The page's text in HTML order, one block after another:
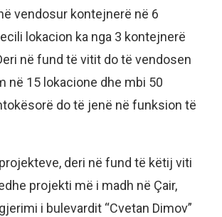
vendosur kontejnerë në 6
lokacion ka nga 3 kontejnerë
në fund të vitit do të vendosen
në 15 lokacione dhe mbi 50
do të jenë në funksion të
deri në fund të këtij viti
projekti më i madh në Çair,
i bulevardit “Cvetan Dimov”